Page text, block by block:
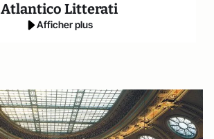
Atlantico Litterati
Afficher plus